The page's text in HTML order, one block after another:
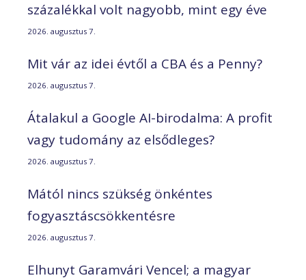
százalékkal volt nagyobb, mint egy éve
2026. augusztus 7.
Mit vár az idei évtől a CBA és a Penny?
2026. augusztus 7.
Átalakul a Google AI-birodalma: A profit
vagy tudomány az elsődleges?
2026. augusztus 7.
Mától nincs szükség önkéntes
fogyasztáscsökkentésre
2026. augusztus 7.
Elhunyt Garamvári Vencel; a magyar